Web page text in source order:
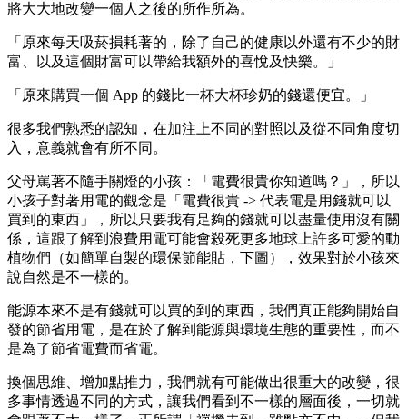
將大大地改變一個人之後的所作所為。
「原來每天吸菸損耗著的，除了自己的健康以外還有不少的財
富、以及這個財富可以帶給我額外的喜悅及快樂。」
「原來購買一個 App 的錢比一杯大杯珍奶的錢還便宜。」
很多我們熟悉的認知，在加注上不同的對照以及從不同角度切
入，意義就會有所不同。
父母罵著不隨手關燈的小孩：「電費很貴你知道嗎？」，所以
小孩子對著用電的觀念是「電費很貴 -> 代表電是用錢就可以
買到的東西」，所以只要我有足夠的錢就可以盡量使用沒有關
係，這跟了解到浪費用電可能會殺死更多地球上許多可愛的動
植物們（如簡單自製的環保節能貼，下圖），效果對於小孩來
說自然是不一樣的。
能源本來不是有錢就可以買的到的東西，我們真正能夠開始自
發的節省用電，是在於了解到能源與環境生態的重要性，而不
是為了節省電費而省電。
換個思維、增加點推力，我們就有可能做出很重大的改變，很
多事情透過不同的方式，讓我們看到不一樣的層面後，一切就